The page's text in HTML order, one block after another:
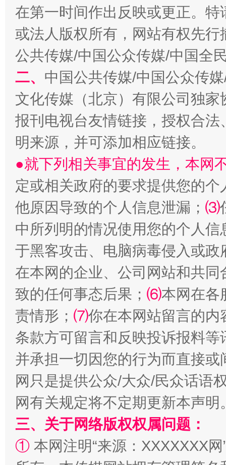
揭批美国五大"原罪" "炒
站台名比不上好声名
在第一时间作出反映或更正。
或法人版权所有，网站有权先
公共传媒/中国公众传媒/中国全
二、 中国公共传媒/中国公众传
文化传媒（北京）有限公司独
报刊电视台友情链接，授权合
明来源，并可添加相应链接。
●就下列相关事宜的发生，本网
定或相关政府的要求提供您的个
他原因导致的个人信息泄漏； ⑶
中所列明的情况使用您的个人
于黑客攻击、电脑病毒侵入或
在本网的企业、公司网站和共
致的任何事态后果； ⑹本网在各
责情形； ⑺你在本网站留言的内
条款方可留言和反映投诉报料
并承担一切因您的行为而直接
网只是提供公众/大众/民众话语
网有关规定将不定期更新本声明
三、关于网络版权权属问题：
① 本网注明“来源：XXXXXXX